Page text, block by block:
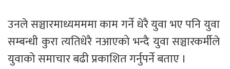
उनले सञ्चारमाध्यमममा काम गर्ने धेरै युवा भए पनि युवा
सम्बन्धी कुरा त्यतिधेरै नआएको भन्दै युवा सञ्चारकर्मीले
युवाको समाचार बढी प्रकाशित गर्नुपर्ने बताए ।